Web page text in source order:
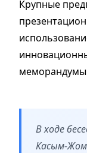
Крупные
меморандумы
В ходе
Касым-